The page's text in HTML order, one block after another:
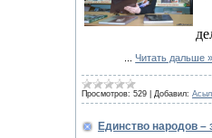
...Читать дальше »
Просмотров: 529 Добавил:
Единство народов –